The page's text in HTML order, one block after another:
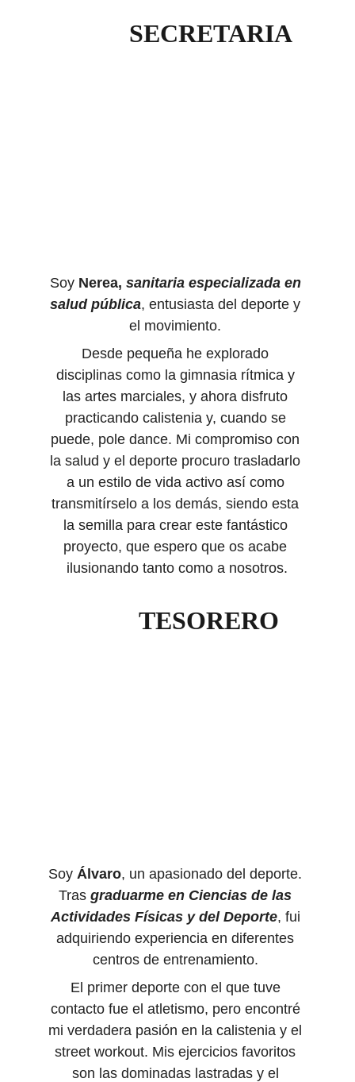
Soy Álvaro, un apasionado del deporte.
Tras graduarme en Ciencias de las
Actividades Físicas y del Deporte, fui
adquiriendo experiencia en diferentes
centros de entrenamiento.
El primer deporte con el que tuve
contacto fue el atletismo, pero encontré
mi verdadera pasión en la calistenia y el
street workout. Mis ejercicios favoritos
son las dominadas lastradas y el
Soy Nerea, sanitaria especializada en
salud pública, entusiasta del deporte y
el movimiento.
Desde pequeña he explorado
disciplinas como la gimnasia rítmica y
las artes marciales, y ahora disfruto
practicando calistenia y, cuando se
puede, pole dance. Mi compromiso con
la salud y el deporte procuro trasladarlo
a un estilo de vida activo así como
transmitírselo a los demás, siendo esta
la semilla para crear este fantástico
proyecto, que espero que os acabe
ilusionando tanto como a nosotros.
SECRETARIA
TESORERO